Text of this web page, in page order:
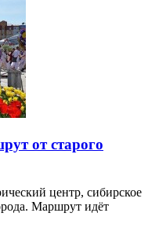
от старого
центр, сибирское
Маршрут идёт